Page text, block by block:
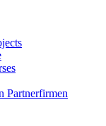
Partnerfirmen